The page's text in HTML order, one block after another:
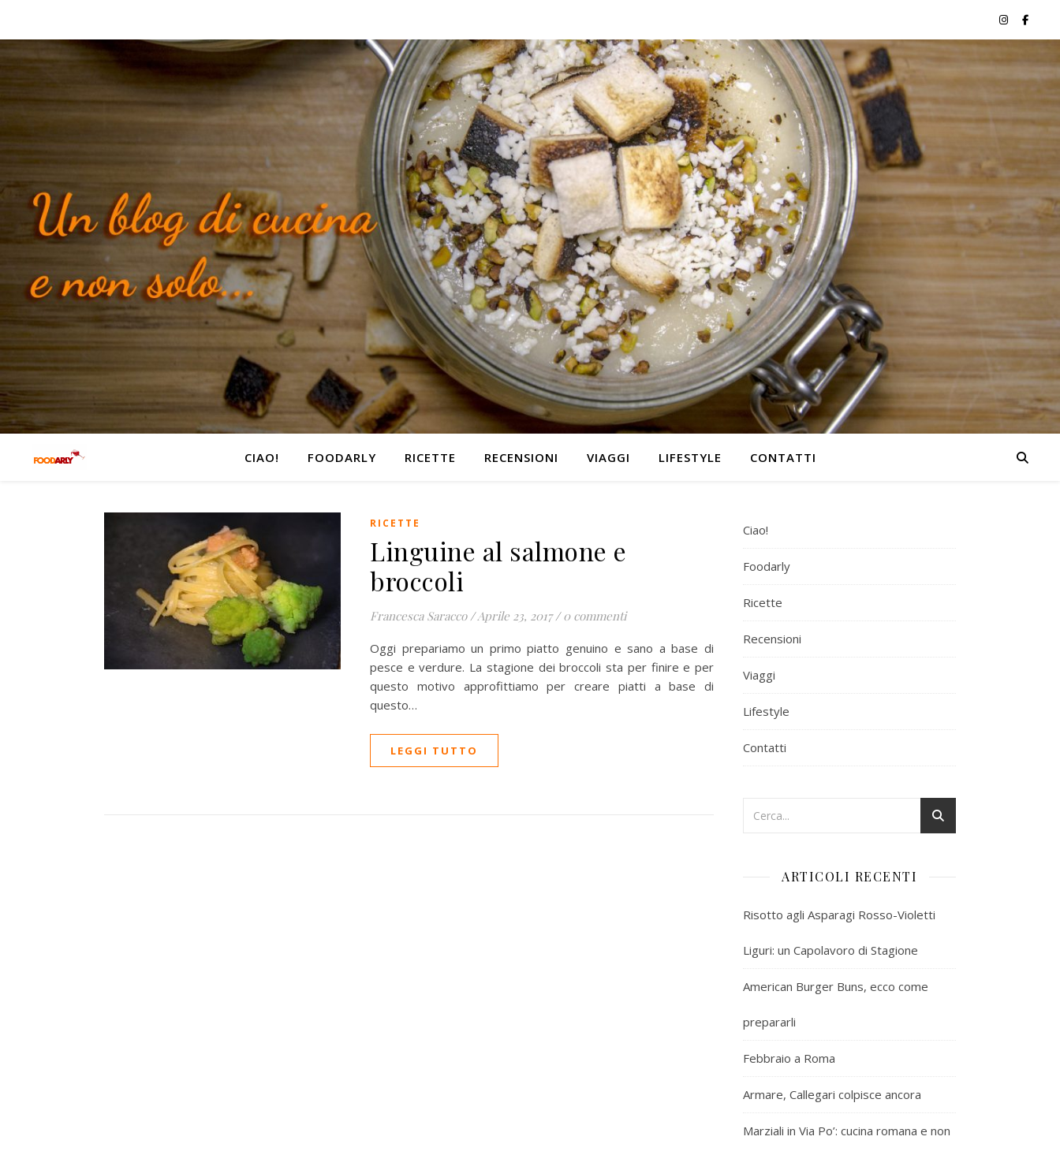
CIAO! FOODARLY RICETTE RECENSIONI VIAGGI LIFESTYLE CONTATTI
RICETTE
Linguine al salmone e
broccoli
Francesca Saracco /Aprile 23, 2017 / 0 commenti
Oggi prepariamo un primo piatto genuino e sano a base di
pesce e verdure. La stagione dei broccoli sta per finire e per
questo motivo approfittiamo per creare piatti a base di
questo…
LEGGI TUTTO
Ciao!
Foodarly
Ricette
Recensioni
Viaggi
Lifestyle
Contatti
ARTICOLI RECENTI
Risotto agli Asparagi Rosso-Violetti
Liguri: un Capolavoro di Stagione
American Burger Buns, ecco come
prepararli
Febbraio a Roma
Armare, Callegari colpisce ancora
Marziali in Via Po’: cucina romana e non